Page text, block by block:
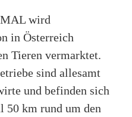
wird
in Österreich
Tieren vermarktet.
sind allesamt
und befinden sich
km rund um den